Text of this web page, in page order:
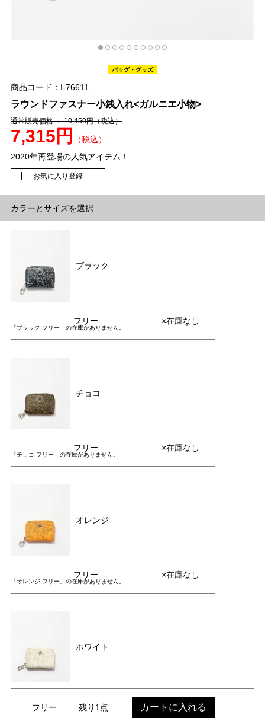
バッグ・グッズ
商品コード：I-76611
ラウンドファスナー小銭入れ<ガルニエ小物>
通常販売価格 ： 10,450円（税込）
7,315円
（税込）
2020年再登場の人気アイテム！
お気に入り登録
カラーとサイズを選択
ブラック
フリー ×在庫なし
「ブラック-フリー」の在庫がありません。
チョコ
フリー ×在庫なし
「チョコ-フリー」の在庫がありません。
オレンジ
フリー ×在庫なし
「オレンジ-フリー」の在庫がありません。
ホワイト
フリー 残り1点 カートに入れる